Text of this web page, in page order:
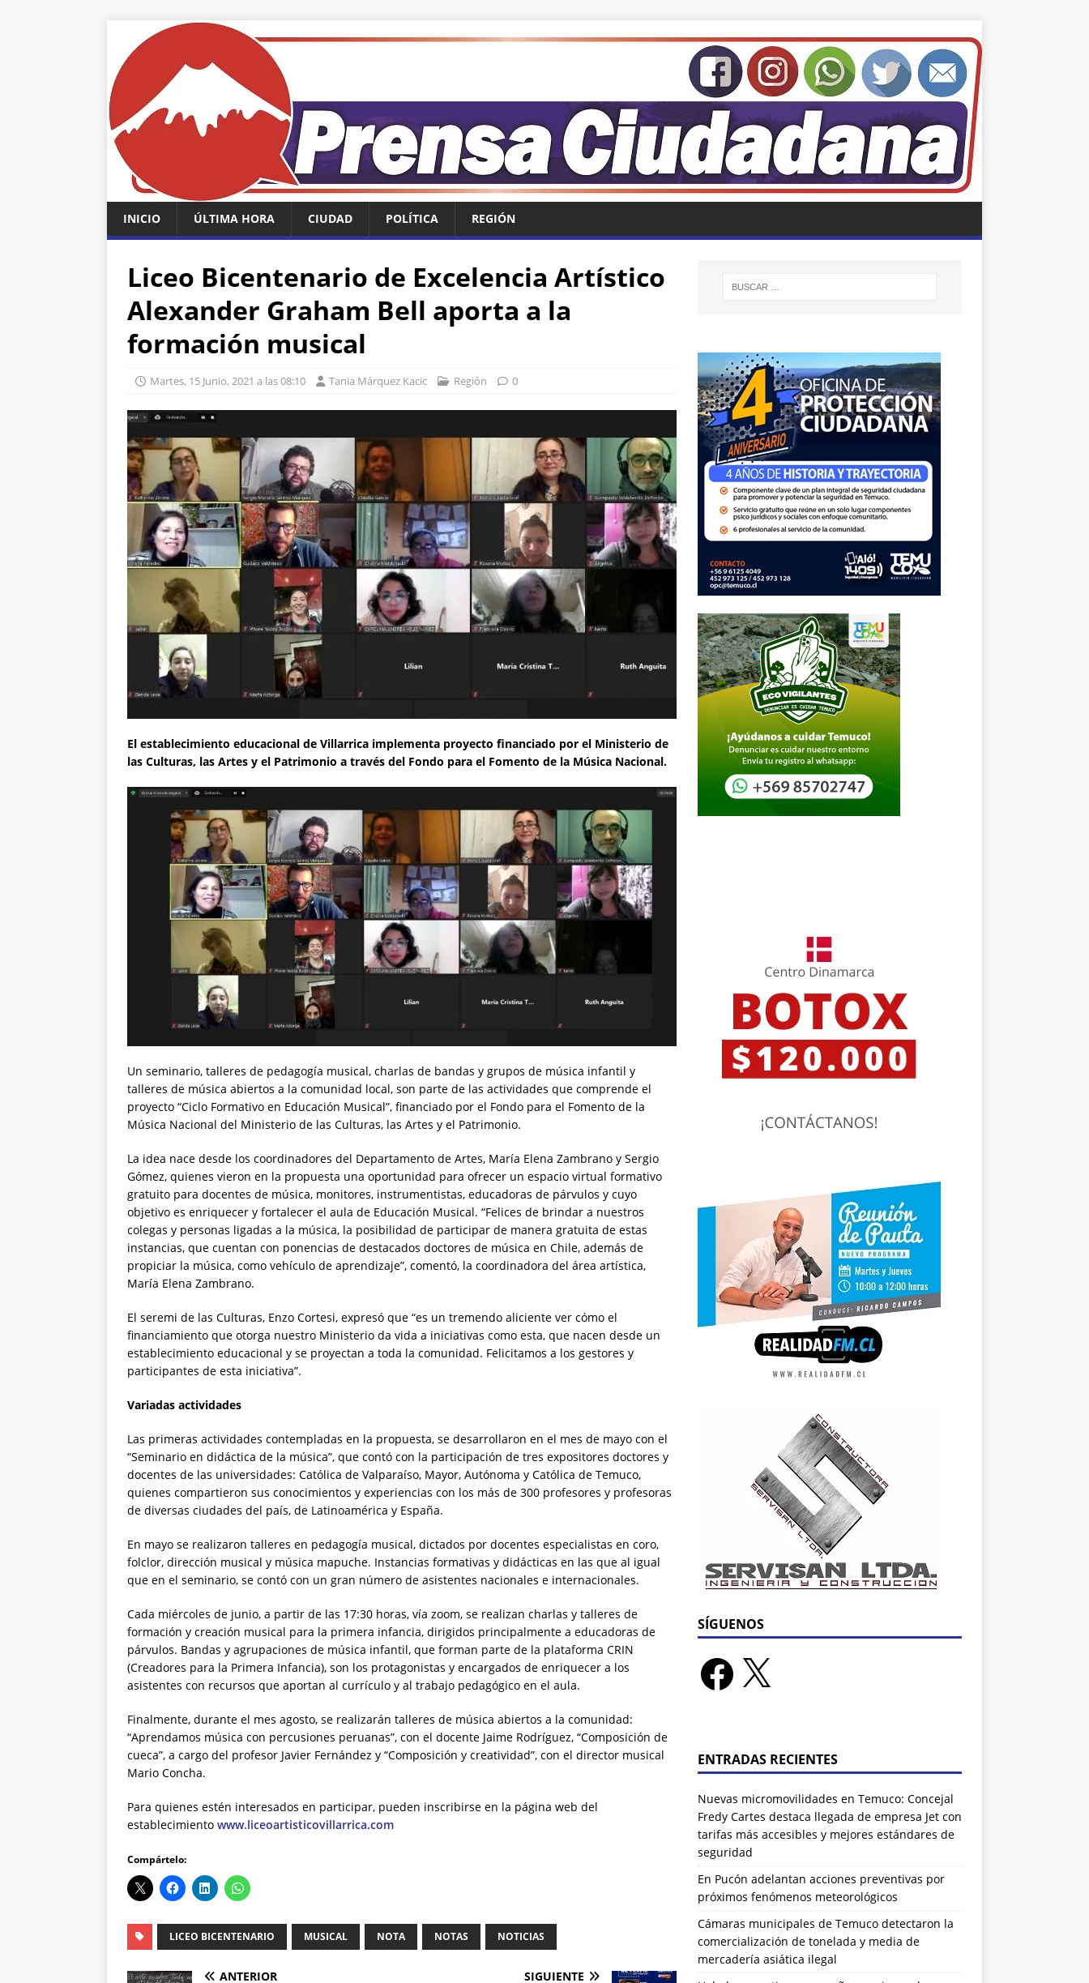
INICIO ÚLTIMA HORA CIUDAD POLÍTICA REGIÓN
Liceo Bicentenario de Excelencia Artístico
Alexander Graham Bell aporta a la
formación musical
Martes, 15 Junio, 2021 a las 08:10 Tania Márquez Kacic Región 0
El establecimiento educacional de Villarrica implementa proyecto financiado por el Ministerio de
las Culturas, las Artes y el Patrimonio a través del Fondo para el Fomento de la Música Nacional.
Un seminario, talleres de pedagogía musical, charlas de bandas y grupos de música infantil y
talleres de música abiertos a la comunidad local, son parte de las actividades que comprende el
proyecto “Ciclo Formativo en Educación Musical”, financiado por el Fondo para el Fomento de la
Música Nacional del Ministerio de las Culturas, las Artes y el Patrimonio.
La idea nace desde los coordinadores del Departamento de Artes, María Elena Zambrano y Sergio
Gómez, quienes vieron en la propuesta una oportunidad para ofrecer un espacio virtual formativo
gratuito para docentes de música, monitores, instrumentistas, educadoras de párvulos y cuyo
objetivo es enriquecer y fortalecer el aula de Educación Musical. “Felices de brindar a nuestros
colegas y personas ligadas a la música, la posibilidad de participar de manera gratuita de estas
instancias, que cuentan con ponencias de destacados doctores de música en Chile, además de
propiciar la música, como vehículo de aprendizaje”, comentó, la coordinadora del área artística,
María Elena Zambrano.
El seremi de las Culturas, Enzo Cortesi, expresó que “es un tremendo aliciente ver cómo el
financiamiento que otorga nuestro Ministerio da vida a iniciativas como esta, que nacen desde un
establecimiento educacional y se proyectan a toda la comunidad. Felicitamos a los gestores y
participantes de esta iniciativa”.
Variadas actividades
Las primeras actividades contempladas en la propuesta, se desarrollaron en el mes de mayo con el
“Seminario en didáctica de la música”, que contó con la participación de tres expositores doctores y
docentes de las universidades: Católica de Valparaíso, Mayor, Autónoma y Católica de Temuco,
quienes compartieron sus conocimientos y experiencias con los más de 300 profesores y profesoras
de diversas ciudades del país, de Latinoamérica y España.
En mayo se realizaron talleres en pedagogía musical, dictados por docentes especialistas en coro,
folclor, dirección musical y música mapuche. Instancias formativas y didácticas en las que al igual
que en el seminario, se contó con un gran número de asistentes nacionales e internacionales.
Cada miércoles de junio, a partir de las 17:30 horas, vía zoom, se realizan charlas y talleres de
formación y creación musical para la primera infancia, dirigidos principalmente a educadoras de
párvulos. Bandas y agrupaciones de música infantil, que forman parte de la plataforma CRIN
(Creadores para la Primera Infancia), son los protagonistas y encargados de enriquecer a los
asistentes con recursos que aportan al currículo y al trabajo pedagógico en el aula.
Finalmente, durante el mes agosto, se realizarán talleres de música abiertos a la comunidad:
“Aprendamos música con percusiones peruanas”, con el docente Jaime Rodríguez, “Composición de
cueca”, a cargo del profesor Javier Fernández y “Composición y creatividad”, con el director musical
Mario Concha.
Para quienes estén interesados en participar, pueden inscribirse en la página web del
establecimiento www.liceoartisticovillarrica.com
Compártelo:
LICEO BICENTENARIO MUSICAL NOTA NOTAS NOTICIAS
ANTERIOR SIGUIENTE
SÍGUENOS
ENTRADAS RECIENTES
Nuevas micromovilidades en Temuco: Concejal
Fredy Cartes destaca llegada de empresa Jet con
tarifas más accesibles y mejores estándares de
seguridad
En Pucón adelantan acciones preventivas por
próximos fenómenos meteorológicos
Cámaras municipales de Temuco detectaron la
comercialización de tonelada y media de
mercadería asiática ilegal